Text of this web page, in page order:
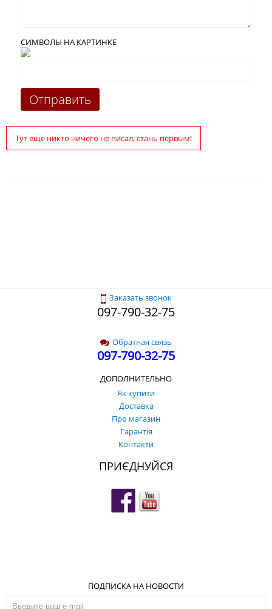
СИМВОЛЫ НА КАРТИНКЕ
Тут еще никто ничего не писал, стань первым!
Заказать звонок
097-790-32-75
Обратная связь
097-790-32-75
ДОПОЛНИТЕЛЬНО
Як купити
Доставка
Про магазин
Гарантія
Контакти
ПРИЄДНУЙСЯ
ПОДПИСКА НА НОВОСТИ